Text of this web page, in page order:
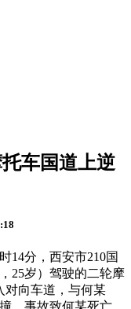
车国道上逆
14分，西安市210国
25岁）驾驶的二轮摩
对向车道，与何某